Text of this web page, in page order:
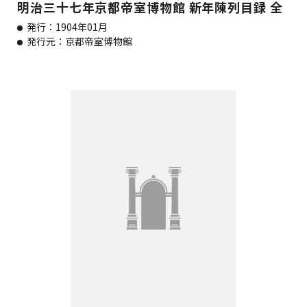
明治三十七年京都帝室博物館 新年陳列目録 全
発行：1904年01月
発行元：京都帝室博物館